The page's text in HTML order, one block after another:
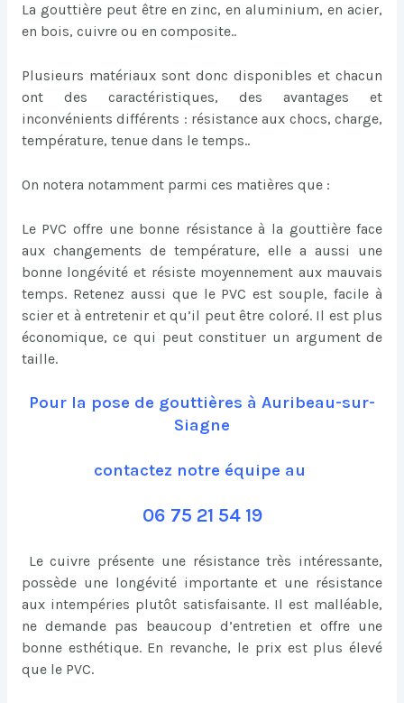
La gouttière peut être en zinc, en aluminium, en acier,
en bois, cuivre ou en composite..
Plusieurs matériaux sont donc disponibles et chacun
ont des caractéristiques, des avantages et
inconvénients différents : résistance aux chocs, charge,
température, tenue dans le temps..
On notera notamment parmi ces matières que :
Le PVC offre une bonne résistance à la gouttière face
aux changements de température, elle a aussi une
bonne longévité et résiste moyennement aux mauvais
temps. Retenez aussi que le PVC est souple, facile à
scier et à entretenir et qu’il peut être coloré. Il est plus
économique, ce qui peut constituer un argument de
taille.
Pour la pose de gouttières à Auribeau-sur-
Siagne
contactez notre équipe au
06 75 21 54 19
Le cuivre présente une résistance très intéressante,
possède une longévité importante et une résistance
aux intempéries plutôt satisfaisante. Il est malléable,
ne demande pas beaucoup d’entretien et offre une
bonne esthétique. En revanche, le prix est plus élevé
que le PVC.